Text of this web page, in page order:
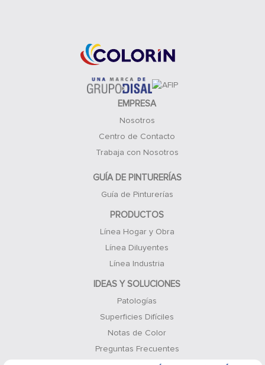
EMPRESA
Nosotros
Centro de Contacto
Trabaja con Nosotros
GUÍA DE PINTURERÍAS
Guía de Pinturerías
PRODUCTOS
Línea Hogar y Obra
Línea Diluyentes
Línea Industria
IDEAS Y SOLUCIONES
Patologías
Superficies Difíciles
Notas de Color
Preguntas Frecuentes